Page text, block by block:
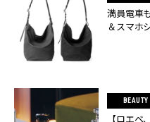
満員電車
＆スマホ
BEAUTY
【ロエ